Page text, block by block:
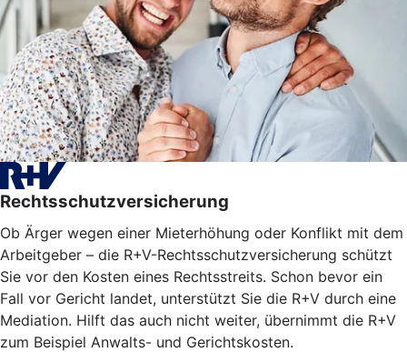
Rechtsschutzversicherung
Ob Ärger wegen einer Mieterhöhung oder Konflikt mit dem
Arbeitgeber – die R+V-Rechtsschutzversicherung schützt
Sie vor den Kosten eines Rechtsstreits. Schon bevor ein
Fall vor Gericht landet, unterstützt Sie die R+V durch eine
Mediation. Hilft das auch nicht weiter, übernimmt die R+V
zum Beispiel Anwalts- und Gerichtskosten.